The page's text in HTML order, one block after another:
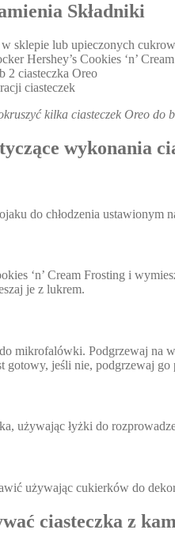
Składniki
sklepie lub upieczonych
Hershey’s Cookies ‘n’
2 ciasteczka Oreo
ciasteczek
kilka ciasteczek Oreo do
wykonania
do chłodzenia ustawionym
‘n’ Cream Frosting i
je z lukrem.
mikrofalówki. Podgrzewaj na
gotowy, jeśli nie, podgrzewaj
używając łyżki do
używając cukierków do
ciasteczka z